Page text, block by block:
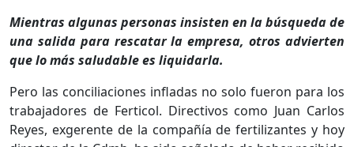
Mientras algunas personas insisten en la búsqueda de
una salida para rescatar la empresa, otros advierten
que lo más saludable es liquidarla.
Pero las conciliaciones infladas no solo fueron para los
trabajadores de Ferticol. Directivos como Juan Carlos
Reyes, exgerente de la compañía de fertilizantes y hoy